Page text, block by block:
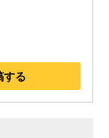
する